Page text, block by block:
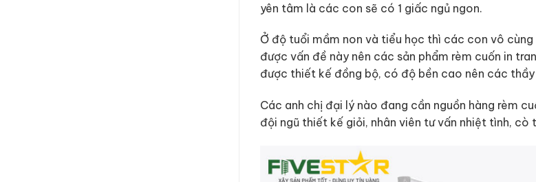
yên tâm là các con sẽ có 1 giấc ngủ ngon.
Ở độ tuổi mầm non và tiểu học thì các con vô
được vấn đề này nên các sản phẩm rèm cuốn in
được thiết kế đồng bộ, có độ bền cao nên các
Các anh chị đại lý nào đang cần nguồn hàng rèm
đội ngũ thiết kế giỏi, nhân viên tư vấn nhiệt tình, cò